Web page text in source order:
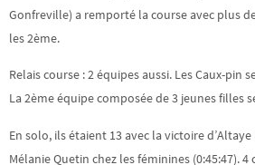
Gonfreville) a remporté la course avec plus
les 2ème.
Relais course : 2 équipes aussi. Les Caux-pin
La 2ème équipe composée de 3 jeunes filles
En solo, ils étaient 13 avec la victoire
Mélanie Quetin chez les féminines (0:45:47).